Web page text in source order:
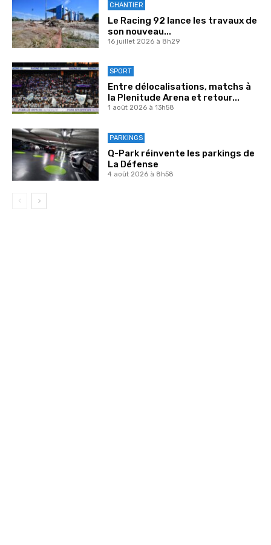
CHANTIER
Le Racing 92 lance les travaux de
son nouveau...
16 juillet 2026 à 8h29
SPORT
Entre délocalisations, matchs à
la Plenitude Arena et retour...
1 août 2026 à 13h58
PARKINGS
Q-Park réinvente les parkings de
La Défense
4 août 2026 à 8h58